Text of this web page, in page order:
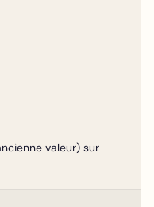
valeur) sur